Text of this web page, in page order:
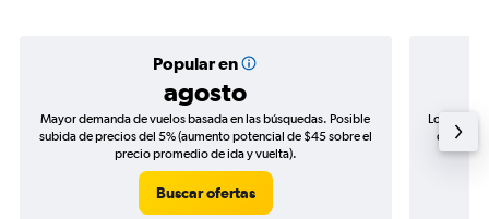
Popular en
agosto
Mayor demanda de vuelos basada en las búsquedas. Posible
subida de precios del 5% (aumento potencial de $45 sobre el
precio promedio de ida y vuelta).
Buscar ofertas
Los
de